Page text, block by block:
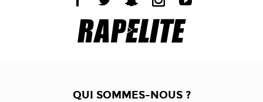
QUI SOMMES-NOUS ?